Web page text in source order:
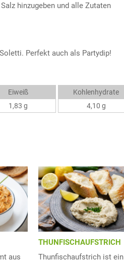
hinzugeben und alle Zutaten
Perfekt auch als Partydip!
Eiweiß
1,83 g
Kohlenhydrate
4,10 g
aus
THUNFISCHAUFSTRICH
Thunfischaufstrich ist ein